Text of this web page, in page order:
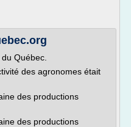
Québec.
des agronomes était
des productions
des productions